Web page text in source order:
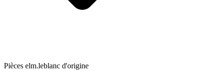
Pièces elm.leblanc d'origine